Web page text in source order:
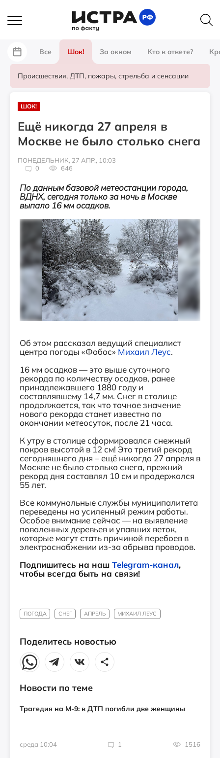
Все Шок! За окном Кто в ответе?
Происшествия, ДТП, пожары, стрельба и сенсации
ШОК!
Ещё никогда 27 апреля в
Москве не было столько снега
ПОНЕДЕЛЬНИК, 27 АПР., 10:03
0
646
По данным базовой метеостанции города,
ВДНХ, сегодня только за ночь в Москве
выпало 16 мм осадков.
Об этом рассказал ведущий специалист
центра погоды «Фобос» Михаил Леус.
16 мм осадков — это выше суточного
рекорда по количеству осадков, ранее
принадлежавшего 1880 году и
составлявшему 14,7 мм. Снег в столице
продолжается, так что точное значение
нового рекорда станет известно по
окончании метеосуток, после 21 часа.
К утру в столице сформировался снежный
покров высотой в 12 см! Это третий рекорд
сегодняшнего дня – ещё никогда 27 апреля в
Москве не было столько снега, прежний
рекорд дня составлял 10 см и продержался
55 лет.
Все коммунальные службы муниципалитета
переведены на усиленный режим работы.
Особое внимание сейчас — на выявление
поваленных деревьев и упавших веток,
которые могут стать причиной перебоев в
электроснабжении из-за обрыва проводов.
Подпишитесь на наш Telegram-канал,
чтобы всегда быть на связи!
ПОГОДА СНЕГ АПРЕЛЬ МИХАИЛ ЛЕУС
Поделитесь новостью
Новости по теме
Трагедия на М-9: в ДТП погибли две женщины
среда 10:04 1 1516